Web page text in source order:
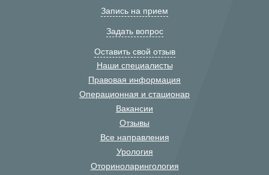
Запись на прием
Задать вопрос
Оставить свой отзыв
Наши специалисты
Правовая информация
Операционная и стационар
Вакансии
Отзывы
Все направления
Урология
Оториноларингология